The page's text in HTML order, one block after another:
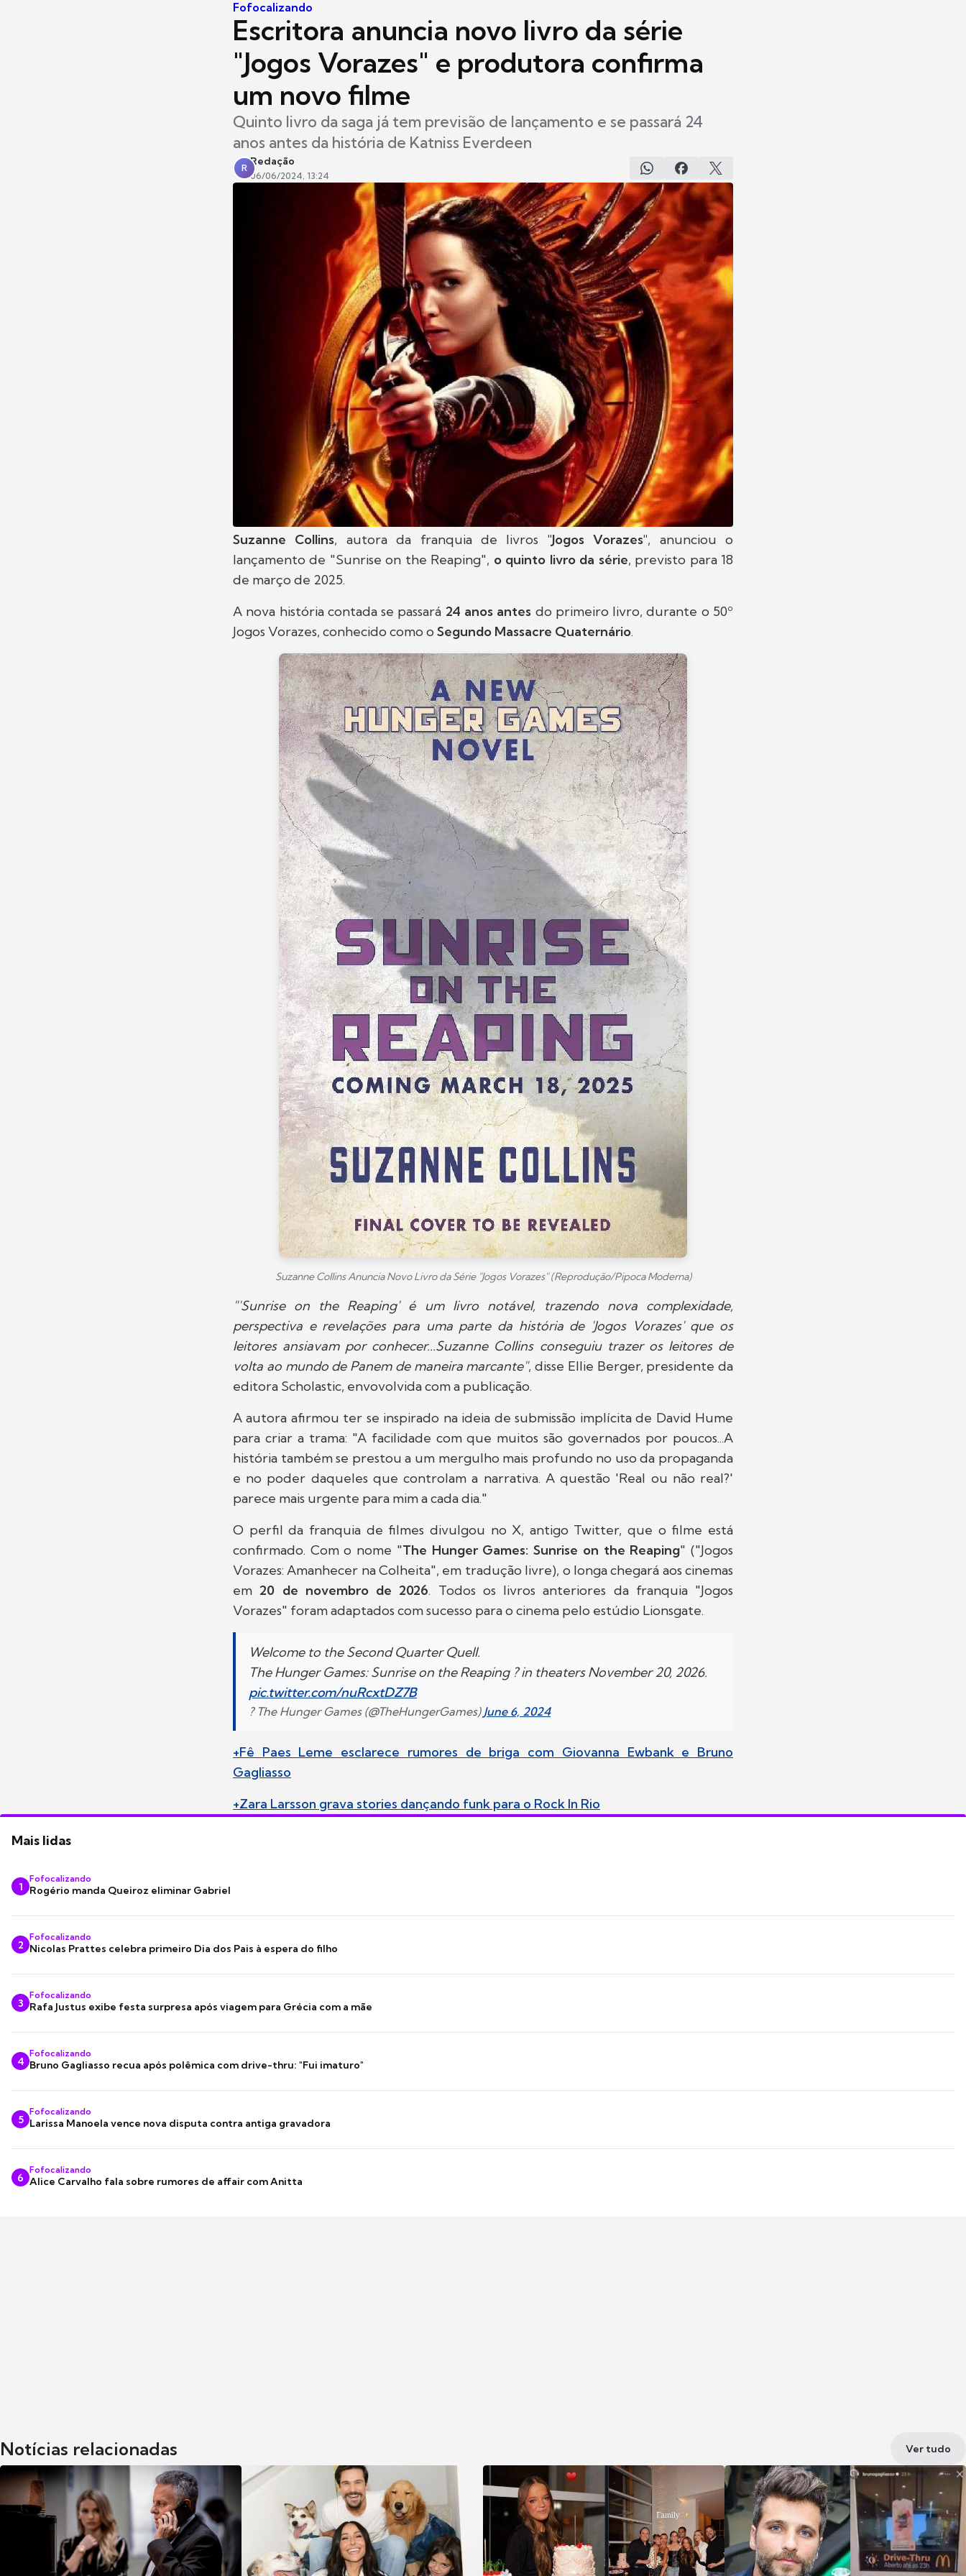
Fofocalizando
Escritora anuncia novo livro da série
"Jogos Vorazes" e produtora confirma
um novo filme
Quinto livro da saga já tem previsão de lançamento e se passará 24
anos antes da história de Katniss Everdeen
R
Redação
06/06/2024, 13:24
Suzanne Collins, autora da franquia de livros "Jogos Vorazes", anunciou o
lançamento de "Sunrise on the Reaping", o quinto livro da série, previsto para 18
de março de 2025.
A nova história contada se passará 24 anos antes do primeiro livro, durante o 50º
Jogos Vorazes, conhecido como o Segundo Massacre Quaternário.
Suzanne Collins Anuncia Novo Livro da Série "Jogos Vorazes" (Reprodução/Pipoca Moderna)
"'Sunrise on the Reaping' é um livro notável, trazendo nova complexidade,
perspectiva e revelações para uma parte da história de 'Jogos Vorazes' que os
leitores ansiavam por conhecer...Suzanne Collins conseguiu trazer os leitores de
volta ao mundo de Panem de maneira marcante", disse Ellie Berger, presidente da
editora Scholastic, envovolvida com a publicação.
A autora afirmou ter se inspirado na ideia de submissão implícita de David Hume
para criar a trama: "A facilidade com que muitos são governados por poucos...A
história também se prestou a um mergulho mais profundo no uso da propaganda
e no poder daqueles que controlam a narrativa. A questão 'Real ou não real?'
parece mais urgente para mim a cada dia."
O perfil da franquia de filmes divulgou no X, antigo Twitter, que o filme está
confirmado. Com o nome "The Hunger Games: Sunrise on the Reaping" ("Jogos
Vorazes: Amanhecer na Colheita", em tradução livre), o longa chegará aos cinemas
em 20 de novembro de 2026. Todos os livros anteriores da franquia "Jogos
Vorazes" foram adaptados com sucesso para o cinema pelo estúdio Lionsgate.
Welcome to the Second Quarter Quell.
The Hunger Games: Sunrise on the Reaping ? in theaters November 20, 2026.
pic.twitter.com/nuRcxtDZ7B
? The Hunger Games (@TheHungerGames) June 6, 2024
+Fê Paes Leme esclarece rumores de briga com Giovanna Ewbank e Bruno
Gagliasso
+Zara Larsson grava stories dançando funk para o Rock In Rio
Mais lidas
1
Fofocalizando
Rogério manda Queiroz eliminar Gabriel
2
Fofocalizando
Nicolas Prattes celebra primeiro Dia dos Pais à espera do filho
3
Fofocalizando
Rafa Justus exibe festa surpresa após viagem para Grécia com a mãe
4
Fofocalizando
Bruno Gagliasso recua após polêmica com drive-thru: "Fui imaturo"
5
Fofocalizando
Larissa Manoela vence nova disputa contra antiga gravadora
6
Fofocalizando
Alice Carvalho fala sobre rumores de affair com Anitta
Notícias relacionadas Ver tudo